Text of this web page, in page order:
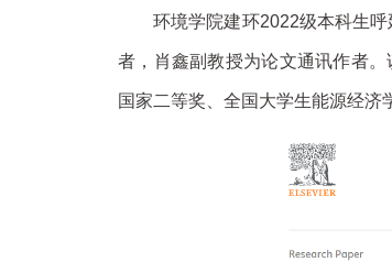
环境学院建环2022级本科生
者，肖鑫副教授为论文通讯作者
国家二等奖、全国大学生能源经济